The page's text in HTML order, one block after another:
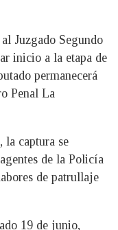
Juzgado Segundo
inicio a la etapa de
permanecerá
Penal La
la captura se
de la Policía
de patrullaje
19 de junio,